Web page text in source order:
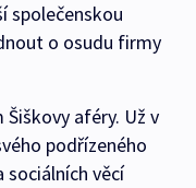
společenskou
o osudu firmy
aféry. Už v
podřízeného
věcí